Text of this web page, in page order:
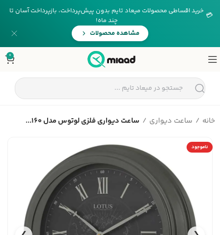
💳 خرید اقساطی محصولات میعاد تایم بدون پیش‌پرداخت، بازپرداخت آسان تا
چند ماه!
مشاهده محصولات
0
خانه ساعت دیواری ساعت دیواری فلزی لوتوس مدل 160...
ناموجود